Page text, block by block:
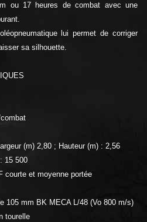
ou 17 heures de combat avec une
lui permet de corriger
sa silhouette.
(m) 2,80 ; Hauteur (m) : 2,56
15 500
courte et moyenne portée
105 mm BK MECA L/48 (Vo 800 m/s)
tourelle